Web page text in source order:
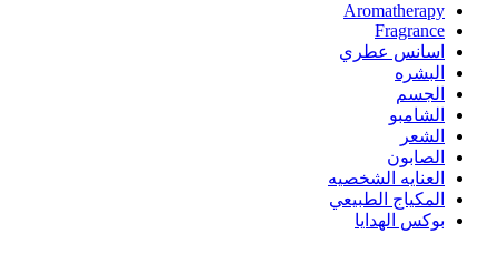
Aromatherapy
Fragrance
اسانس عطري
البشره
الجسم
الشامبو
الشعر
الصابون
العنايه الشخصيه
المكياج الطبيعي
بوكس الهدايا